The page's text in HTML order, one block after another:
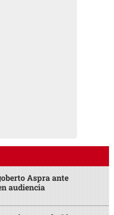
Aspra ante
audiencia